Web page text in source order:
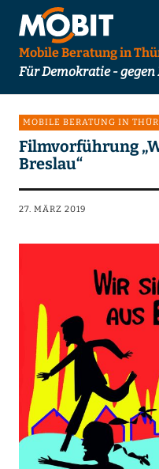
Mobile Beratung in
Für Demokratie -
MOBILE BERATUNG IN
Filmvorführung
Breslau“
27. MÄRZ 2019